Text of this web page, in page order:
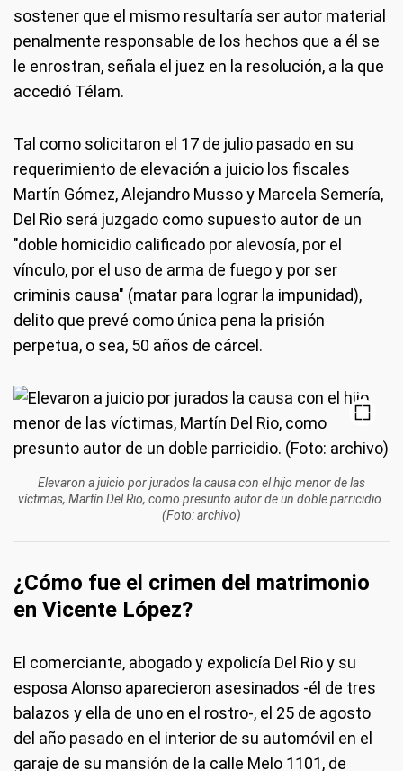
sostener que el mismo resultaría ser autor material
penalmente responsable de los hechos que a él se
le enrostran, señala el juez en la resolución, a la que
accedió Télam.
Tal como solicitaron el 17 de julio pasado en su
requerimiento de elevación a juicio los fiscales
Martín Gómez, Alejandro Musso y Marcela Semería,
Del Rio será juzgado como supuesto autor de un
"doble homicidio calificado por alevosía, por el
vínculo, por el uso de arma de fuego y por ser
criminis causa" (matar para lograr la impunidad),
delito que prevé como única pena la prisión
perpetua, o sea, 50 años de cárcel.
Elevaron a juicio por jurados la causa con el hijo menor de las
víctimas, Martín Del Rio, como presunto autor de un doble parricidio.
(Foto: archivo)
¿Cómo fue el crimen del matrimonio
en Vicente López?
El comerciante, abogado y expolicía Del Rio y su
esposa Alonso aparecieron asesinados -él de tres
balazos y ella de uno en el rostro-, el 25 de agosto
del año pasado en el interior de su automóvil en el
garaje de su mansión de la calle Melo 1101, de